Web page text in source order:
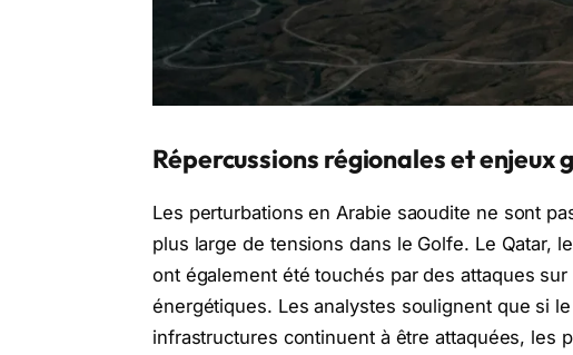
Répercussions régionales et enjeux
Les perturbations en Arabie saoudite ne sont
plus large de tensions dans le Golfe. Le Qatar,
ont également été touchés par des attaques
énergétiques. Les analystes soulignent que si
infrastructures continuent à être attaquées, les